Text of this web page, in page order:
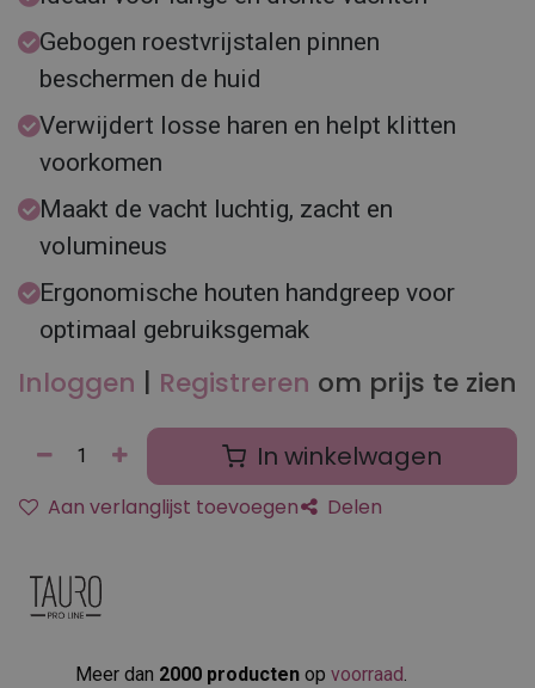
Gebogen roestvrijstalen pinnen
beschermen de huid
Verwijdert losse haren en helpt klitten
voorkomen
Maakt de vacht luchtig, zacht en
volumineus
Ergonomische houten handgreep voor
optimaal gebruiksgemak
Inloggen | Registreren om prijs te zien
In winkelwagen
Aan verlanglijst toevoegen Delen
Meer dan 2000 producten op voorraad